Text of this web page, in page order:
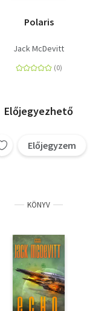
Polaris
Jack McDevitt
Előjegyezhető
Előjegyzem
KÖNYV